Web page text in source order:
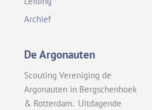
Archief
De Argonauten
Scouting Vereniging de
Argonauten in Bergschenhoek
& Rotterdam. Uitdagende